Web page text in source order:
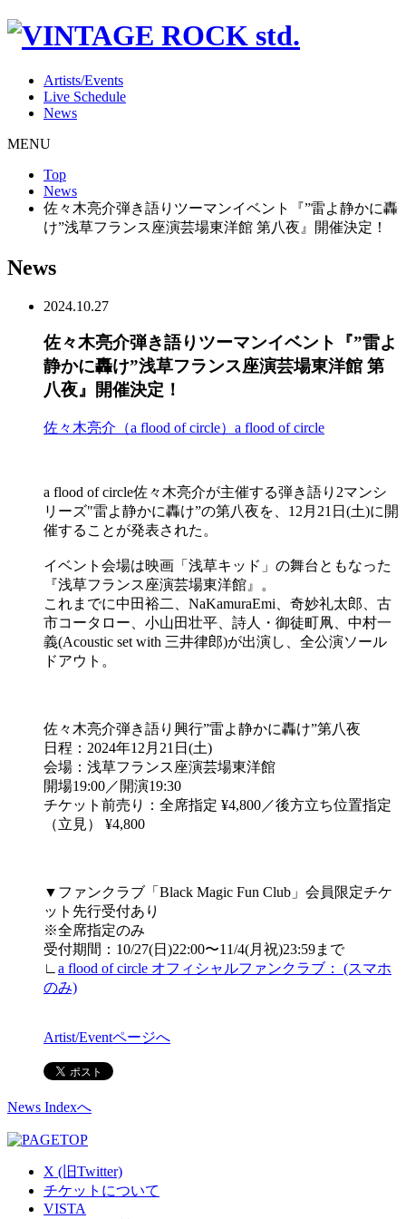
Artists/Events
Live Schedule
News
MENU
Top
News
佐々木亮介弾き語りツーマンイベント『”雷よ静かに轟
け”浅草フランス座演芸場東洋館 第八夜』開催決定！
News
2024.10.27
佐々木亮介弾き語りツーマンイベント『”雷よ
静かに轟け”浅草フランス座演芸場東洋館 第
八夜』開催決定！
佐々木亮介（a flood of circle） a flood of circle
a flood of circle佐々木亮介が主催する弾き語り2マンシ
リーズ"雷よ静かに轟け”の第八夜を、12月21日(土)に開
催することが発表された。
イベント会場は映画「浅草キッド」の舞台ともなった
『浅草フランス座演芸場東洋館』。
これまでに中田裕二、NaKamuraEmi、奇妙礼太郎、古
市コータロー、小山田壮平、詩人・御徒町凧、中村一
義(Acoustic set with 三井律郎)が出演し、全公演ソール
ドアウト。
佐々木亮介弾き語り興行”雷よ静かに轟け”第八夜
日程：2024年12月21日(土)
会場：浅草フランス座演芸場東洋館
開場19:00／開演19:30
チケット前売り：全席指定 ¥4,800／後方立ち位置指定
（立見） ¥4,800
▼ファンクラブ「Black Magic Fun Club」会員限定チケ
ット先行受付あり
※全席指定のみ
受付期間：10/27(日)22:00〜11/4(月祝)23:59まで
∟ a flood of circle オフィシャルファンクラブ： (スマホ
のみ)
Artist/Eventページへ
News Indexへ
X (旧Twitter)
チケットについて
VISTA